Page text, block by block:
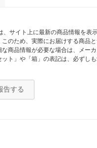
、サイト上に最新の商品情報を
のため、実際にお届けする商品
商品情報が必要な場合は、メー
ット」や「箱」の表記は、必ずし
告する